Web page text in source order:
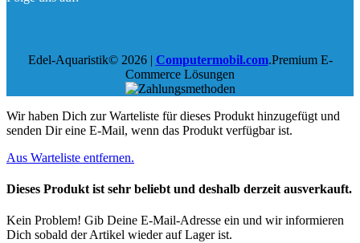
Edel-Aquaristik© 2026 | Computermobil.com.Premium E-
Commerce Lösungen
Wir haben Dich zur Warteliste für dieses Produkt hinzugefügt und
senden Dir eine E-Mail, wenn das Produkt verfügbar ist.
Aus Warteliste entfernen.
Dieses Produkt ist sehr beliebt und deshalb derzeit ausverkauft.
Kein Problem! Gib Deine E-Mail-Adresse ein und wir informieren
Dich sobald der Artikel wieder auf Lager ist.